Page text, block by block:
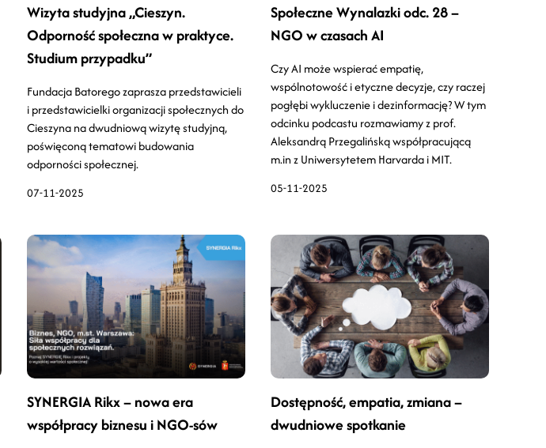
07-11-2025
Wizyta studyjna „Cieszyn.
Odporność społeczna w praktyce.
Studium przypadku”
Fundacja Batorego zaprasza przedstawicieli
i przedstawicielki organizacji społecznych do
Cieszyna na dwudniową wizytę studyjną,
poświęconą tematowi budowania
odporności społecznej.
05-11-2025
Społeczne Wynalazki odc. 28 –
NGO w czasach AI
Czy AI może wspierać empatię,
wspólnotowość i etyczne decyzje, czy raczej
pogłębi wykluczenie i dezinformację? W tym
odcinku podcastu rozmawiamy z prof.
Aleksandrą Przegalińską współpracującą
m.in z Uniwersytetem Harvarda i MIT.
SYNERGIA Rikx – nowa era
współpracy biznesu i NGO-sów
Dostępność, empatia, zmiana –
dwudniowe spotkanie